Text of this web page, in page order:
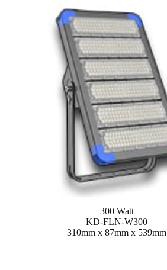
300 Watt
KD-FLN-W300
310mm x 87mm x 539mm